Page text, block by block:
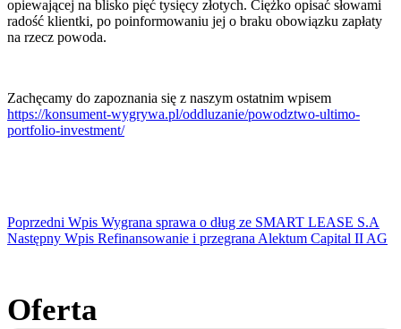
opiewającej na blisko pięć tysięcy złotych. Ciężko opisać słowami
radość klientki, po poinformowaniu jej o braku obowiązku zapłaty
na rzecz powoda.
Zachęcamy do zapoznania się z naszym ostatnim wpisem
https://konsument-wygrywa.pl/oddluzanie/powodztwo-ultimo-
portfolio-investment/
Poprzedni Wpis Wygrana sprawa o dług ze SMART LEASE S.A
Następny Wpis Refinansowanie i przegrana Alektum Capital II AG
Oferta